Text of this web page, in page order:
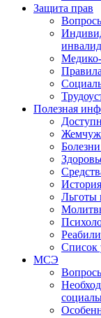
Защита прав
Медико-
Полезная
Льготы
Список
МСЭ